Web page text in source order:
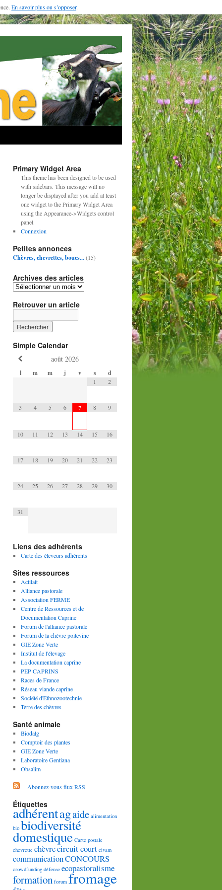
En savoir plus ou s’opposer.
Primary Widget Area
This theme has been designed to be used
with sidebars. This message will no
longer be displayed after you add at least
one widget to the Primary Widget Area
using the Appearance->Widgets control
panel.
Connexion
Petites annonces
Chèvres, chevrettes, boucs...(15)
Archives des articles
Retrouver un article
Simple Calendar
août 2026
l m m j v s d
1 2
3 4 5 6 7 8 9
10 11 12 13 14 15 16
17 18 19 20 21 22 23
24 25 26 27 28 29 30
31
Liens des adhérents
Carte des éleveurs adhérents
Sites ressources
Actilait
Alliance pastorale
Association FERME
Centre de Ressources et de
Documentation Caprine
Forum de l'alliance pastorale
Forum de la chèvre poitevine
GIE Zone Verte
Institut de l'élevage
La documentation caprine
PEP CAPRINS
Races de France
Réseau viande caprine
Société d'Ethnozootechnie
Terre des chèvres
Santé animale
Biodalg
Comptoir des plantes
GIE Zone Verte
Laboratoire Gentiana
Obsalim
Abonnez-vous flux RSS
Étiquettes
adhérentagaide alimentation
bio biodiversité
domestique Carte postale
chevrette chèvrecircuit court civam
communicationCONCOURS
crowdfunding défense ecopastoralisme
formation forum fromage